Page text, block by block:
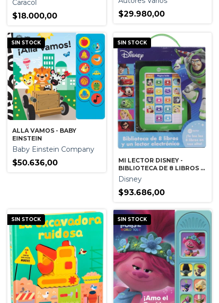
Caracol
$18.000,00 $29.980,00
SIN STOCK
ALLA VAMOS - BABY
EINSTEIN
Baby Einstein Company
$50.636,00
SIN STOCK
MI LECTOR DISNEY -
BIBLIOTECA DE 8 LIBROS Y
LECTOR ELECTRONICO
Disney
$93.686,00
SIN STOCK SIN STOCK